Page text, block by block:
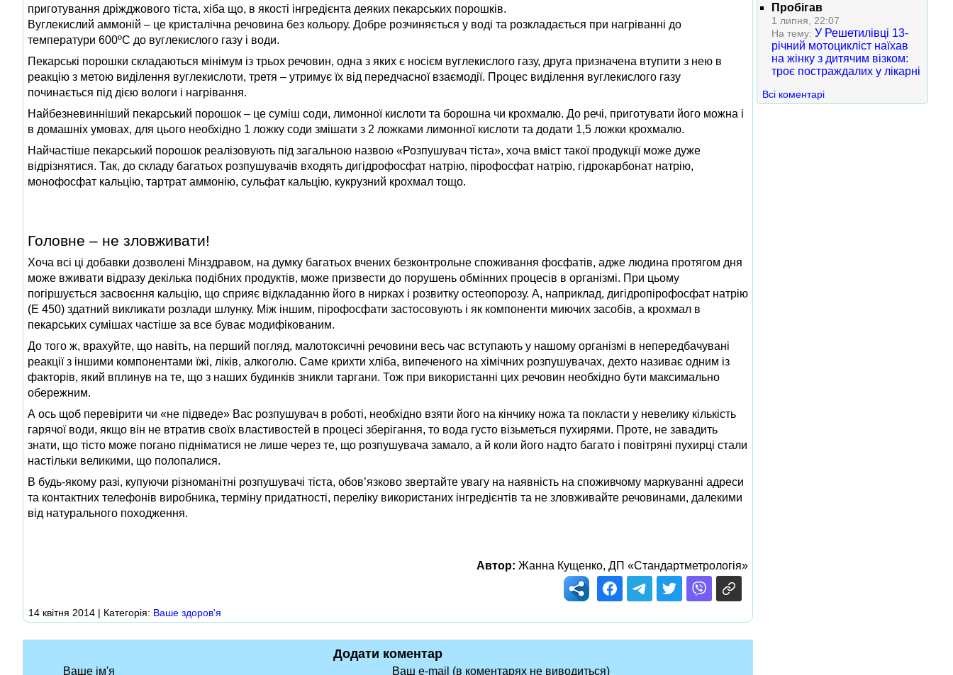
приготування дріжджового тіста, хіба що, в якості інгредієнта деяких пекарських порошків.
Вуглекислий аммоній – це кристалічна речовина без кольору. Добре розчиняється у воді та розкладається при нагріванні до
температури 600ºС до вуглекислого газу і води.
Пекарські порошки складаються мінімум із трьох речовин, одна з яких є носієм вуглекислого газу, друга призначена втупити з нею в
реакцію з метою виділення вуглекислоти, третя – утримує їх від передчасної взаємодії. Процес виділення вуглекислого газу
починається під дією вологи і нагрівання.
Найбезневинніший пекарський порошок – це суміш соди, лимонної кислоти та борошна чи крохмалю. До речі, приготувати його можна і
в домашніх умовах, для цього необхідно 1 ложку соди змішати з 2 ложками лимонної кислоти та додати 1,5 ложки крохмалю.
Найчастіше пекарський порошок реалізовують під загальною назвою «Розпушувач тіста», хоча вміст такої продукції може дуже
відрізнятися. Так, до складу багатьох розпушувачів входять дигідрофосфат натрію, пірофосфат натрію, гідрокарбонат натрію,
монофосфат кальцію, тартрат аммонію, сульфат кальцію, кукрузний крохмал тощо.
Головне – не зловживати!
Хоча всі ці добавки дозволені Мінздравом, на думку багатьох вчених безконтрольне споживання фосфатів, адже людина протягом дня
може вживати відразу декілька подібних продуктів, може призвести до порушень обмінних процесів в організмі. При цьому
погіршується засвоєння кальцію, що сприяє відкладанню його в нирках і розвитку остеопорозу. А, наприклад, дигідропірофосфат натрію
(Е 450) здатний викликати розлади шлунку. Між іншим, пірофосфати застосовують і як компоненти миючих засобів, а крохмал в
пекарських сумішах частіше за все буває модифікованим.
До того ж, врахуйте, що навіть, на перший погляд, малотоксичні речовини весь час вступають у нашому організмі в непередбачувані
реакції з іншими компонентами їжі, ліків, алкоголю. Саме крихти хліба, випеченого на хімічних розпушувачах, дехто називає одним із
факторів, який вплинув на те, що з наших будинків зникли таргани. Тож при використанні цих речовин необхідно бути максимально
обережним.
А ось щоб перевірити чи «не підведе» Вас розпушувач в роботі, необхідно взяти його на кінчику ножа та покласти у невелику кількість
гарячої води, якщо він не втратив своїх властивостей в процесі зберігання, то вода густо візьметься пухирями. Проте, не завадить
знати, що тісто може погано підніматися не лише через те, що розпушувача замало, а й коли його надто багато і повітряні пухирці стали
настільки великими, що полопалися.
В будь-якому разі, купуючи різноманітні розпушувачі тіста, обов’язково звертайте увагу на наявність на споживчому маркуванні адреси
та контактних телефонів виробника, терміну придатності, переліку використаних інгредієнтів та не зловживайте речовинами, далекими
від натурального походження.
Автор: Жанна Кущенко, ДП «Стандартметрологія»
14 квітня 2014 | Категорія: Ваше здоров'я
Додати коментар
Ваше ім'я Ваш e-mail (в коментарях не виводиться)
Пробігав
1 липня, 22:07
На тему: У Решетилівці 13-
річний мотоцикліст наїхав
на жінку з дитячим візком:
троє постраждалих у лікарні
Всі коментарі